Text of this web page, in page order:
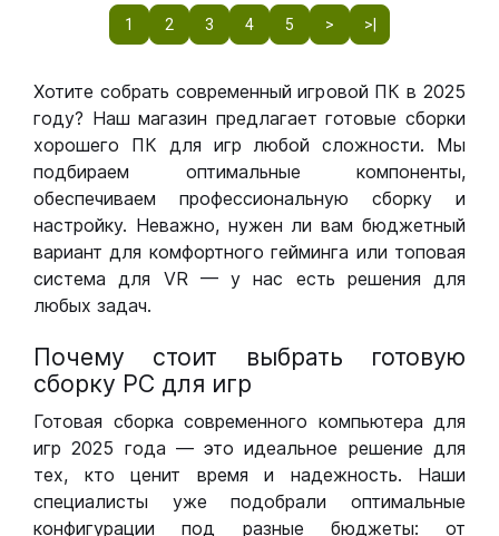
1 2 3 4 5 > >|
Хотите собрать современный игровой ПК в 2025
году? Наш магазин предлагает готовые сборки
хорошего ПК для игр любой сложности. Мы
подбираем оптимальные компоненты,
обеспечиваем профессиональную сборку и
настройку. Неважно, нужен ли вам бюджетный
вариант для комфортного гейминга или топовая
система для VR — у нас есть решения для
любых задач.
Почему стоит выбрать готовую
сборку РС для игр
Готовая сборка современного компьютера для
игр 2025 года — это идеальное решение для
тех, кто ценит время и надежность. Наши
специалисты уже подобрали оптимальные
конфигурации под разные бюджеты: от